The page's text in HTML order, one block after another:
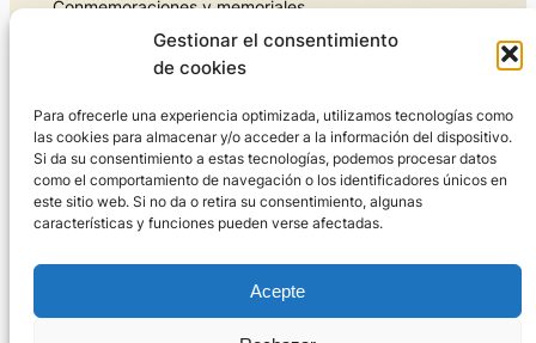
Gestionar el consentimiento
de cookies
Para ofrecerle una experiencia optimizada, utilizamos tecnologías como
las cookies para almacenar y/o acceder a la información del dispositivo.
Si da su consentimiento a estas tecnologías, podemos procesar datos
como el comportamiento de navegación o los identificadores únicos en
este sitio web. Si no da o retira su consentimiento, algunas
características y funciones pueden verse afectadas.
Acepte
Conmemoraciones y memoriales
Arquitecturas secretas
Vivir la historia militar
Museos y exposiciones
Naturaleza, parques y jardines
Residir y disfrutar
Deporte
Viajar por el mundo
Visitas guiadas
FORTE CULTURA recomendaciones de viaje